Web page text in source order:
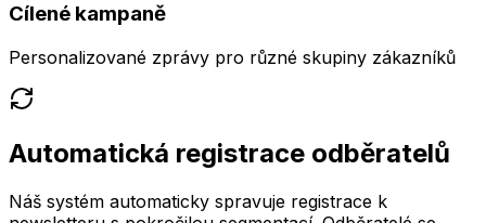
Cílené kampaně
Personalizované zprávy pro různé skupiny zákazníků
Automatická registrace odběratelů
Náš systém automaticky spravuje registrace k